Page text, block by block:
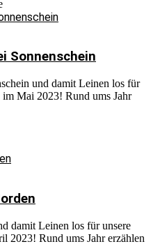
Sonnenschein
und damit Leinen los für
im Mai 2023! Rund ums Jahr
damit Leinen los für unsere
2023! Rund ums Jahr erzählen